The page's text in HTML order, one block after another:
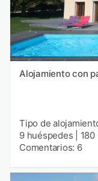
Alojamiento con
Tipo de
9 huéspedes
180
Comentarios: 6